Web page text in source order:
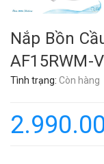
Nắp Bồn
AF15RWM-
Tình trạng: Còn hàng